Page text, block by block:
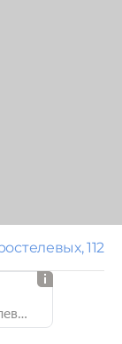
112
Самара, улица Братьев Коростелевых, 112